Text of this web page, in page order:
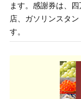
ます。感謝券は、
店、ガソリンスタ
す。